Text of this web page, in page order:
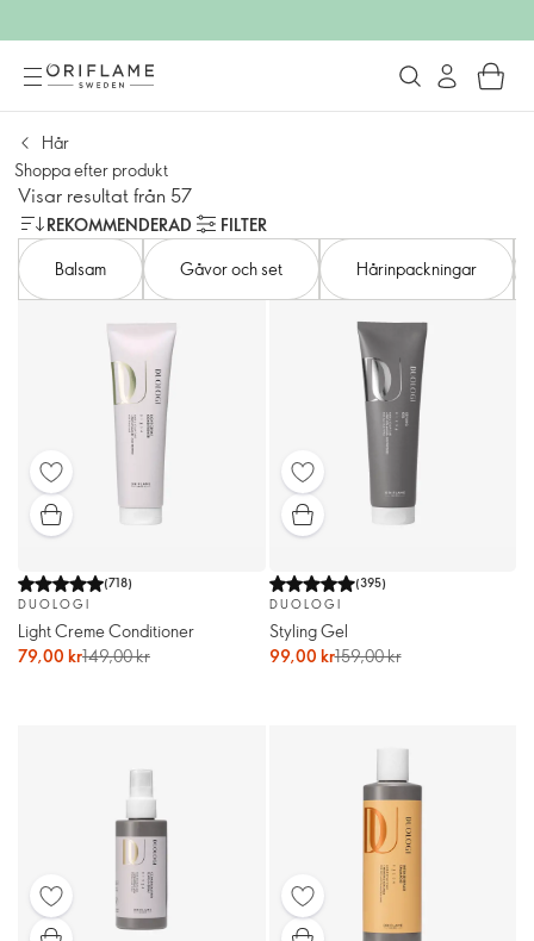
Hår
Shoppa efter produkt
Visar resultat från 57
REKOMMENDERAD
FILTER
Balsam
Gåvor och set Hårinpackningar
(718)
DUOLOGI
Light Creme Conditioner
79,00 kr149,00 kr
(395)
DUOLOGI
Styling Gel
99,00 kr159,00 kr